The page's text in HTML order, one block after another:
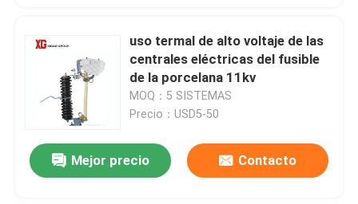
uso termal de alto voltaje de las
centrales eléctricas del fusible
de la porcelana 11kv
MOQ：5 SISTEMAS
Precio：USD5-50
Mejor precio Contacto